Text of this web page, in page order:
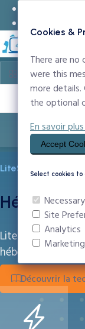
Entreprise
LiteSpeed Web
LiteSpeed est le
hébergement
Découvrir la
Cookies &
There are
were this
more
the optional
En savoir
Accept
Select cookies to
Necessary
Site
Analytics
Marketing